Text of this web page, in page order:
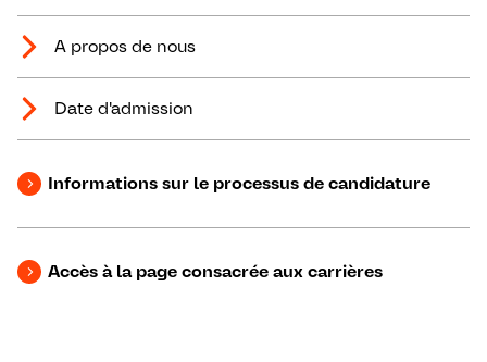
A propos de nous
Date d'admission
Informations sur le processus de candidature
Accès à la page consacrée aux carrières